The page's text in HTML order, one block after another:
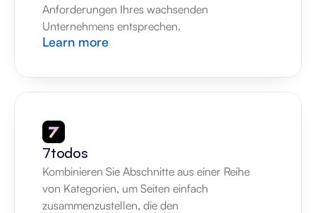
Anforderungen Ihres wachsenden
Unternehmens entsprechen.
Learn more
7todos
Kombinieren Sie Abschnitte aus einer Reihe
von Kategorien, um Seiten einfach
zusammenzustellen, die den